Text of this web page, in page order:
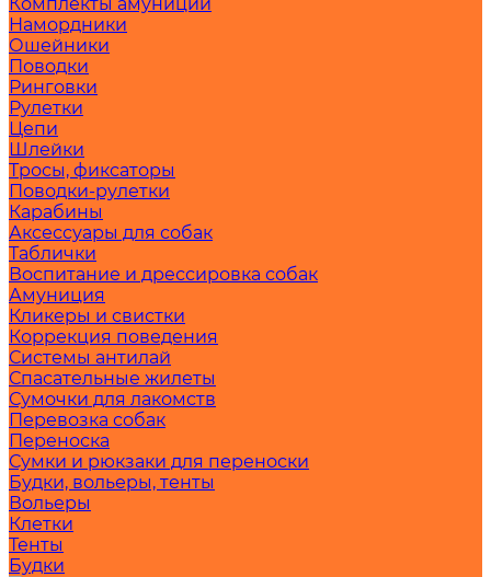
Намордники
Ошейники
Поводки
Ринговки
Рулетки
Цепи
Шлейки
Тросы, фиксаторы
Поводки-рулетки
Карабины
Аксессуары для собак
Таблички
Воспитание и дрессировка собак
Амуниция
Кликеры и свистки
Коррекция поведения
Системы антилай
Спасательные жилеты
Сумочки для лакомств
Перевозка собак
Переноска
Сумки и рюкзаки для переноски
Будки, вольеры, тенты
Вольеры
Клетки
Тенты
Будки